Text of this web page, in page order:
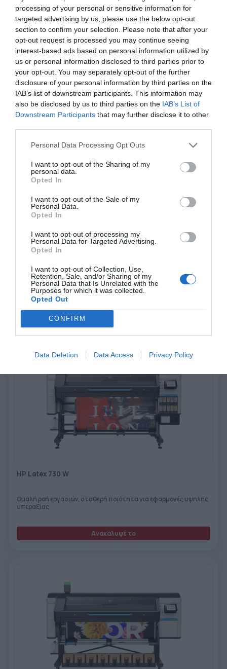
processing of your personal or sensitive information for
targeted advertising by us, please use the below opt-out
section to confirm your selection. Please note that after your
opt-out request is processed you may continue seeing
interest-based ads based on personal information utilized by
us or personal information disclosed to third parties prior to
your opt-out. You may separately opt-out of the further
disclosure of your personal information by third parties on the
IAB’s list of downstream participants. This information may
also be disclosed by us to third parties on the IAB’s List of
Downstream Participants that may further disclose it to other
Personal Data Processing Opt Outs
I want to opt-out of the Sharing of my
personal data.
Opted In
I want to opt-out of the Sale of my
Personal Data.
Opted In
I want to opt-out of processing my
Personal Data for Targeted Advertising.
Opted In
I want to opt-out of Collection, Use,
Retention, Sale, and/or Sharing of my
Personal Data that Is Unrelated with the
Purposes for which it was collected.
Opted Out
CONFIRM
Data Deletion Data Access Privacy Policy
HP Latex 730
Παραγωγικότητα & ανώτερη ποιότητα εκτύπωσης
Ανακάλυψέ το
HP Latex 730 & 830 series
Παραγωγικότητα & σταθερή ποιότητα για εφαρμογές υψηλής
υπεραξίας
Ανακάλυψέ το
HP Latex 730 W
Ομαλή ροή εργασιών, σταθερή ποιότητα για εφαρμογές υψηλής
υπεραξίας
Ανακάλυψέ το